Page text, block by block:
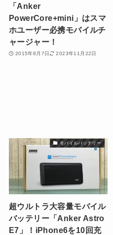
「Anker
PowerCore+mini」はスマ
ホユーザー必携モバイルチ
ャージャー！
2015年8月7日 2023年11月22日
モバイルバッテリー
超ウルトラ大容量モバイル
バッテリー「Anker Astro
E7」！iPhone6を10回充